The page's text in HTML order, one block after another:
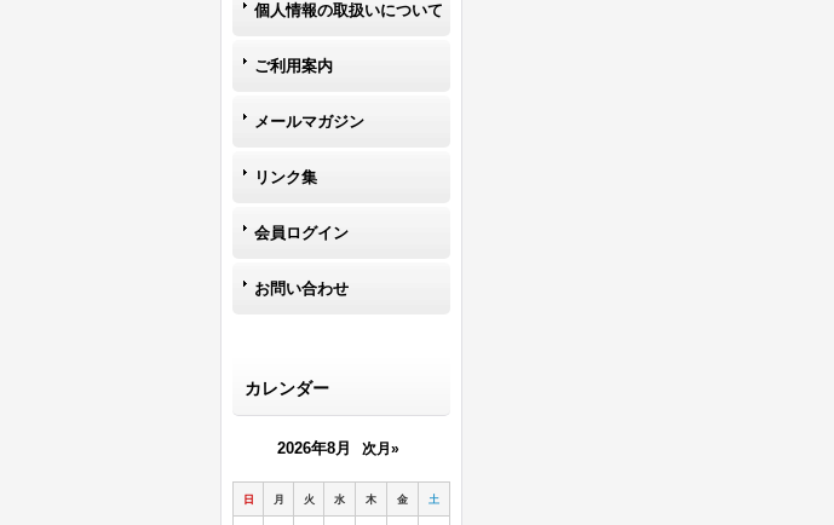
個人情報の取扱いについて
ご利用案内
メールマガジン
リンク集
会員ログイン
お問い合わせ
カレンダー
2026年8月 次月»
日 月 火 水 木 金 土